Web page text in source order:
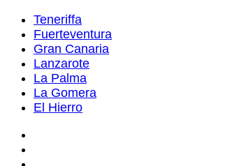
Teneriffa
Fuerteventura
Gran Canaria
Lanzarote
La Palma
La Gomera
El Hierro